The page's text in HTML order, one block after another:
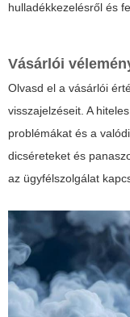
hulladékkezelésről és
Vásárlói
Olvasd el a vásárlói
visszajelzéseit. A
problémákat és a
dicséreteket és
az ügyfélszolgálat